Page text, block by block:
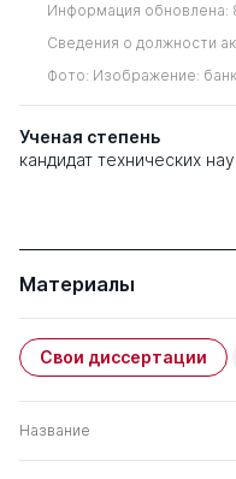
Информация обновлена:
Сведения о должности
Фото: Изображение:
Ученая степень
кандидат технических
Материалы
Свои диссертации
Название